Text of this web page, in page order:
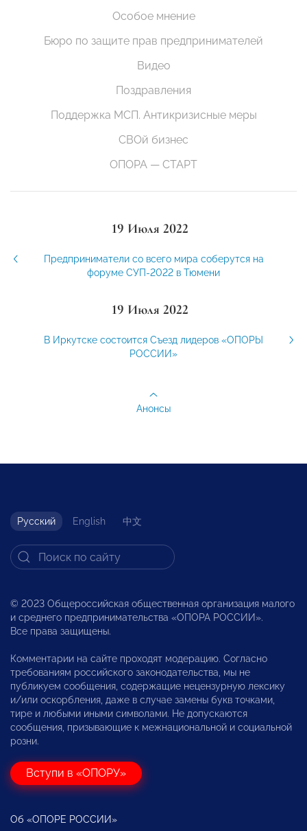
Особое мнение
Бюро по защите прав предпринимателей
Видео
Поздравления
Поддержка МСП. Антикризисные меры
СВОй бизнес
ОПОРА — СТАРТ
19 Июля 2022
Предприниматели со всего мира соберутся на
форуме СУП-2022 в Тюмени
19 Июля 2022
В Иркутске состоится Съезд лидеров «ОПОРЫ
РОССИИ»
Анонсы
Русский English 中文
© 2023 Общероссийская общественная организация малого
и среднего предпринимательства «ОПОРА РОССИИ».
Все права защищены.
Комментарии на сайте проходят модерацию. Согласно
требованиям российского законодательства, мы не
публикуем сообщения, содержащие нецензурную лексику
и/или оскорбления, даже в случае замены букв точками,
тире и любыми иными символами. Не допускаются
сообщения, призывающие к межнациональной и социальной
розни.
Вступи в «ОПОРУ»
Об «ОПОРЕ РОССИИ»